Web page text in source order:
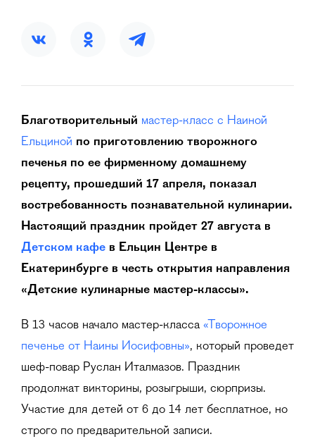
Благотворительный мастер-класс с Наиной
Ельциной по приготовлению творожного
печенья по ее фирменному домашнему
рецепту, прошедший 17 апреля, показал
востребованность познавательной кулинарии.
Настоящий праздник пройдет 27 августа в
Детском кафе в Ельцин Центре в
Екатеринбурге в честь открытия направления
«Детские кулинарные мастер-классы».
В 13 часов начало мастер-класса «Творожное
печенье от Наины Иосифовны», который проведет
шеф-повар Руслан Италмазов. Праздник
продолжат викторины, розыгрыши, сюрпризы.
Участие для детей от 6 до 14 лет бесплатное, но
строго по предварительной записи.